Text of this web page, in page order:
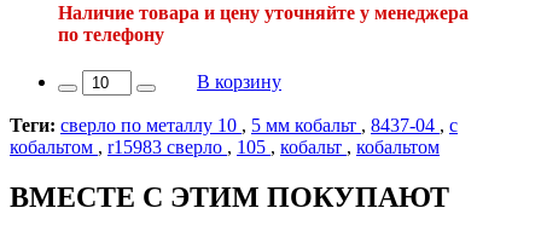
Наличие товара и цену уточняйте у менеджера
по телефону
В корзину
Теги: сверло по металлу 10 , 5 мм кобальт , 8437-04 , с
кобальтом , r15983 сверло , 105 , кобальт , кобальтом
ВМЕСТЕ С ЭТИМ ПОКУПАЮТ